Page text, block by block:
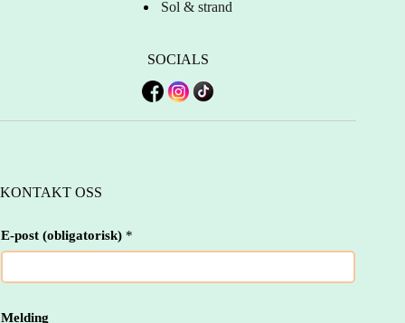
Sol & strand
SOCIALS
KONTAKT OSS
E-post (obligatorisk) *
e
Melding